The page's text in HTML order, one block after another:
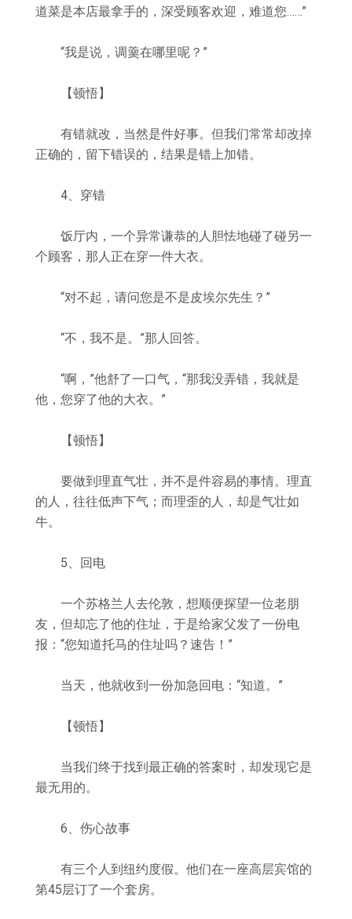
道菜是本店最拿手的，深受顾客欢迎，难道您……”
“我是说，调羹在哪里呢？”
【顿悟】
有错就改，当然是件好事。但我们常常却改掉
正确的，留下错误的，结果是错上加错。
4、穿错
饭厅内，一个异常谦恭的人胆怯地碰了碰另一
个顾客，那人正在穿一件大衣。
“对不起，请问您是不是皮埃尔先生？”
“不，我不是。”那人回答。
“啊，”他舒了一口气，“那我没弄错，我就是
他，您穿了他的大衣。”
【顿悟】
要做到理直气壮，并不是件容易的事情。理直
的人，往往低声下气；而理歪的人，却是气壮如
牛。
5、回电
一个苏格兰人去伦敦，想顺便探望一位老朋
友，但却忘了他的住址，于是给家父发了一份电
报：“您知道托马的住址吗？速告！”
当天，他就收到一份加急回电：“知道。”
【顿悟】
当我们终于找到最正确的答案时，却发现它是
最无用的。
6、伤心故事
有三个人到纽约度假。他们在一座高层宾馆的
第45层订了一个套房。